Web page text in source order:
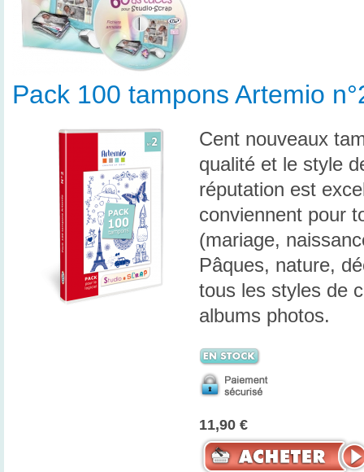
Pack 100 tampons Artemio
Cent nouveaux
qualité et le style
réputation est
conviennent pour
(mariage,
Pâques, nature,
tous les styles de
albums photos.
11,90 €